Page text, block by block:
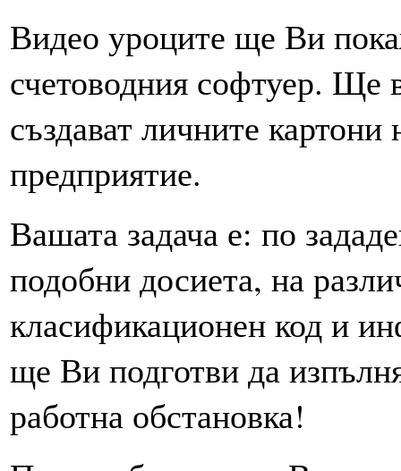
Видео уроците ще Ви
счетоводния софтуер. Ще
създават личните
предприятие.
Вашата задача е: по
подобни досиета, на
класификационен код и
ще Ви подготви да
работна обстановка!